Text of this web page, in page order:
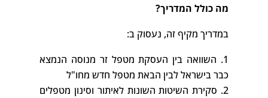
מה כולל המדריך?
במדריך מקיף זה, נעסוק ב:
השוואה בין העסקת מטפל זר מנוסה הנמצא
כבר בישראל לבין הבאת מטפל חדש מחו"ל
סקירת השיטות השונות לאיתור וסינון מטפלים